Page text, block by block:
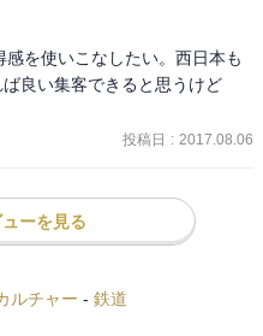
を使いこなしたい。西日本も
良い集客できると思うけど
投稿日 : 2017.08.06
ーを見る
ルチャー - 鉄道